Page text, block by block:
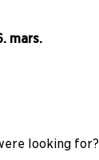
mars.
looking for?